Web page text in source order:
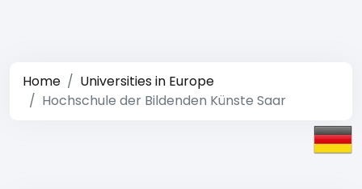
Home
Universities in Europe
Hochschule der Bildenden Künste Saar